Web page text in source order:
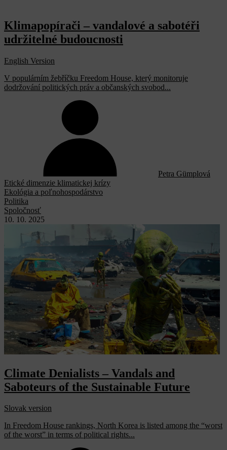
Klimapopírači – vandalové a sabotéři
udržitelné budoucnosti
English Version
V populárním žebříčku Freedom House, který monitoruje
dodržování politických práv a občanských svobod...
Petra Gümplová
Etické dimenzie klimatickej krízy
Ekológia a poľnohospodárstvo
Politika
Spoločnosť
10. 10. 2025
Climate Denialists – Vandals and
Saboteurs of the Sustainable Future
Slovak version
In Freedom House rankings, North Korea is listed among the “worst
of the worst” in terms of political rights...